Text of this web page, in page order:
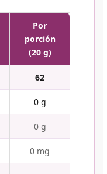
Por
porción
(20 g)
62
0 g
0 g
0 mg